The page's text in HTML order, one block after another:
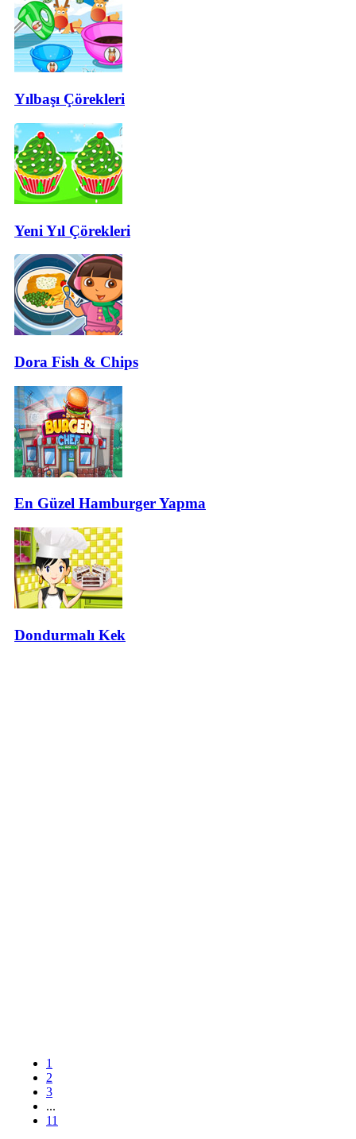
Yılbaşı Çörekleri
Yeni Yıl Çörekleri
Dora Fish & Chips
En Güzel Hamburger Yapma
Dondurmalı Kek
1
2
3
...
11